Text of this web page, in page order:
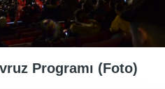
Programı (Foto)